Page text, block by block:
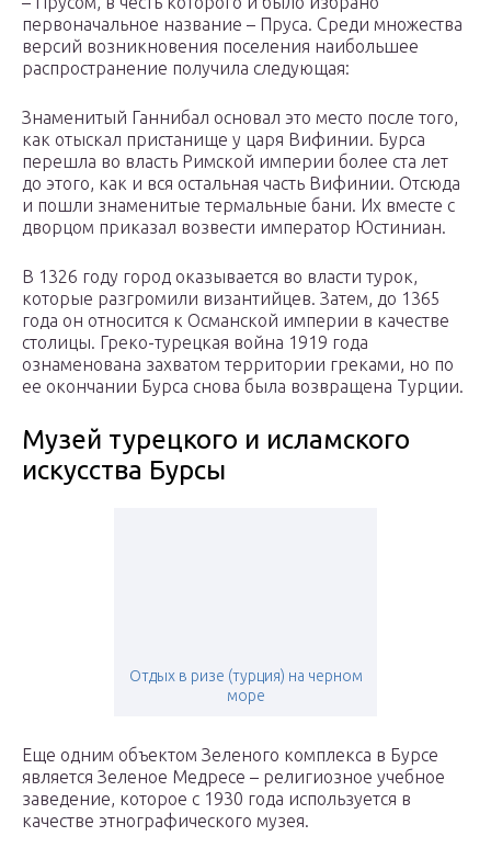
первоначальное название – Пруса. Среди множества
версий возникновения поселения наибольшее
распространение получила следующая:
Знаменитый Ганнибал основал это место после того,
как отыскал пристанище у царя Вифинии. Бурса
перешла во власть Римской империи более ста лет
до этого, как и вся остальная часть Вифинии. Отсюда
и пошли знаменитые термальные бани. Их вместе с
дворцом приказал возвести император Юстиниан.
В 1326 году город оказывается во власти турок,
которые разгромили византийцев. Затем, до 1365
года он относится к Османской империи в качестве
столицы. Греко-турецкая война 1919 года
ознаменована захватом территории греками, но по
ее окончании Бурса снова была возвращена Турции.
Музей турецкого и исламского
искусства Бурсы
Отдых в ризе (турция) на черном
море
Еще одним объектом Зеленого комплекса в Бурсе
является Зеленое Медресе – религиозное учебное
заведение, которое с 1930 года используется в
качестве этнографического музея.